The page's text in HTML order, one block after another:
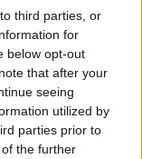
third parties, or
for
below opt-out
that after your
seeing
utilized by
parties prior to
the further
pólóért?